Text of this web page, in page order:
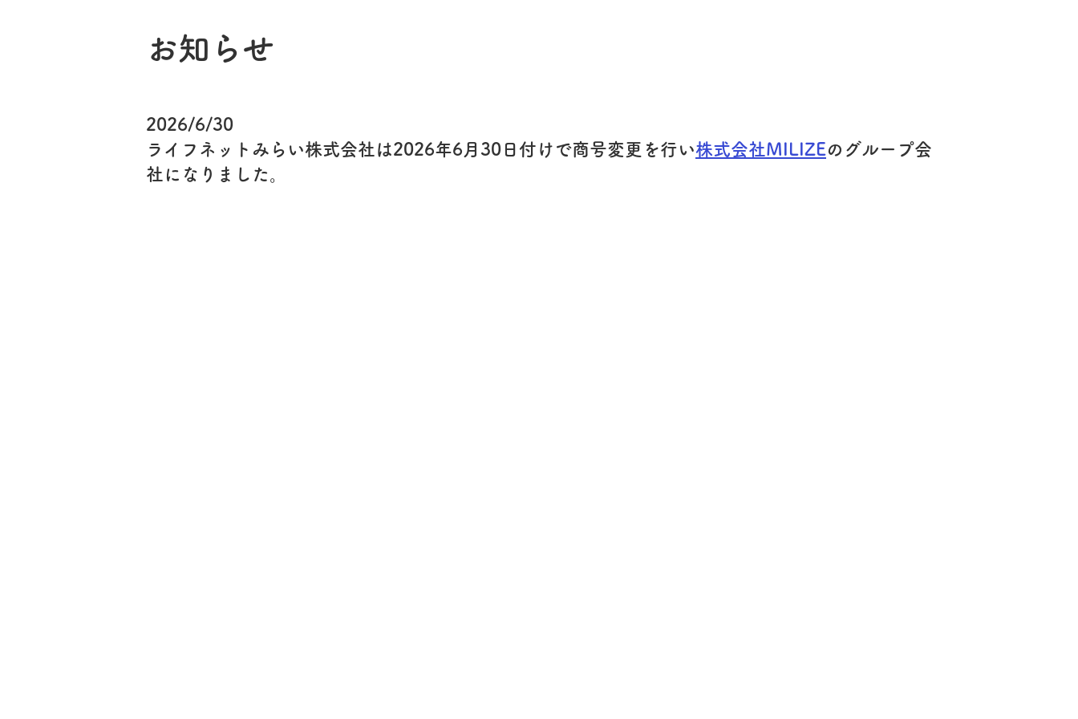
​お知らせ
2026/6/30
ライフネットみらい株式会社は2026年6月30日付けで商号変更を行い株式会社MILIZEのグループ会
社になりました。